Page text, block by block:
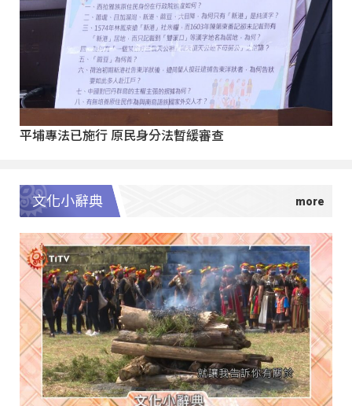
平埔專法已施行 原民身分法暫緩審查
文化小辭典